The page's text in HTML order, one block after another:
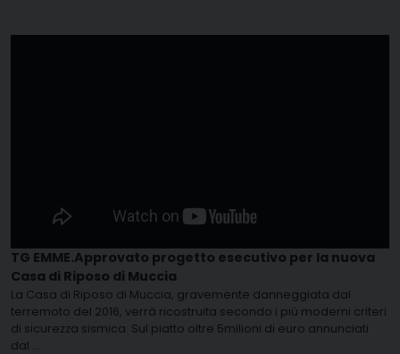
TG EMME.Approvato progetto esecutivo per la nuova
Casa di Riposo di Muccia
La Casa di Riposo di Muccia, gravemente danneggiata dal
terremoto del 2016, verrà ricostruita secondo i più moderni criteri
di sicurezza sismica. Sul piatto oltre 5milioni di euro annunciati
dal ...